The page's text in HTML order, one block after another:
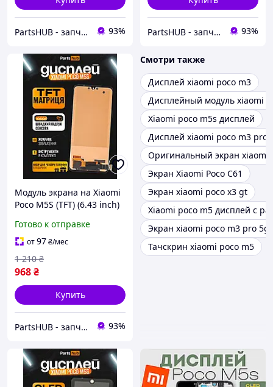
PartsHUB - запчастини на Телефони (Дисплей / Акумулятор / Шлейф-Плати) 93% PartsHUB - запчастини на Телефони (Дисплей / Акумулятор / Шлейф-Плати) 93%
Модуль экрана на Xiaomi
Poco M5S (TFT) (6.43 inch)
сборе Ксиоми Поко М5С
(в подарок наборчик)
Готово к отправке
от97₴/мес
968₴
1 210 ₴
Купить
PartsHUB - запчастини на Телефони (Дисплей / Акумулятор / Шлейф-Плати) 93%
Смотри также
Дисплей xiaomi poco m3
Дисплейный модуль xiaomi
Xiaomi poco m5s дисплей
Дисплей xiaomi poco m3 pro
Оригинальный экран xiaomi
Экран Xiaomi Poco C61
Экран xiaomi poco x3 gt
Xiaomi poco m5 дисплей с
Экран xiaomi poco m3 pro 5g
Тачскрин xiaomi poco m5